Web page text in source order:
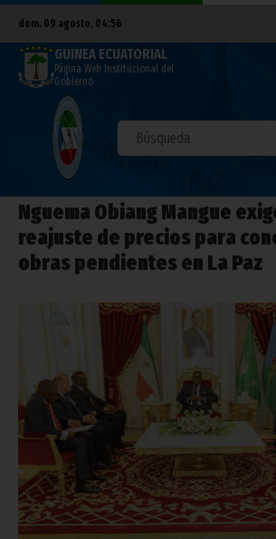
dom. 09 agosto, 04:56
GUINEA ECUATORIAL
Página Web Institucional del
Gobierno
Nguema Obiang Mangue
reajuste de precios para
obras pendientes en La Paz